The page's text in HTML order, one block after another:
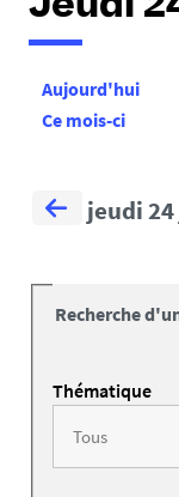
Jeudi
Aujourd'hui
Ce mois-ci
jeudi
Recherche
Thématique